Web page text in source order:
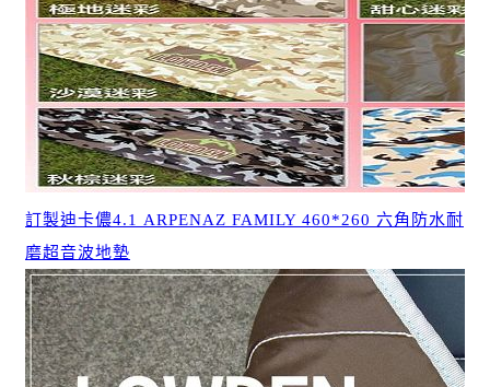
訂製迪卡儂4.1 ARPENAZ FAMILY 460*260 六角防水耐
磨超音波地墊